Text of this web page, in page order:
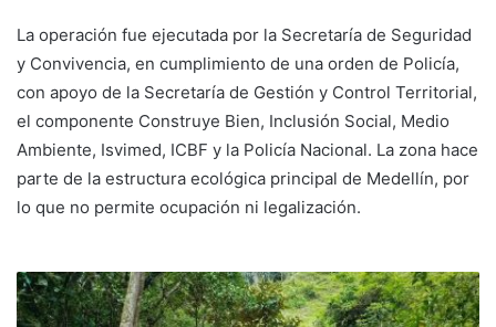
La operación fue ejecutada por la Secretaría de Seguridad
y Convivencia, en cumplimiento de una orden de Policía,
con apoyo de la Secretaría de Gestión y Control Territorial,
el componente Construye Bien, Inclusión Social, Medio
Ambiente, Isvimed, ICBF y la Policía Nacional. La zona hace
parte de la estructura ecológica principal de Medellín, por
lo que no permite ocupación ni legalización.